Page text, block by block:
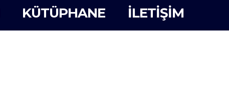
KÜTÜPHANE İLETİŞİM